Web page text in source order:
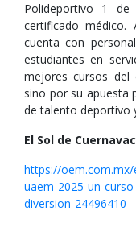
Polideportivo 1
certificado médico.
cuenta con
estudiantes en
mejores cursos del
sino por su apuesta
de talento deportivo
El Sol de
https://
uaem-2025-un-
diversion-24496410